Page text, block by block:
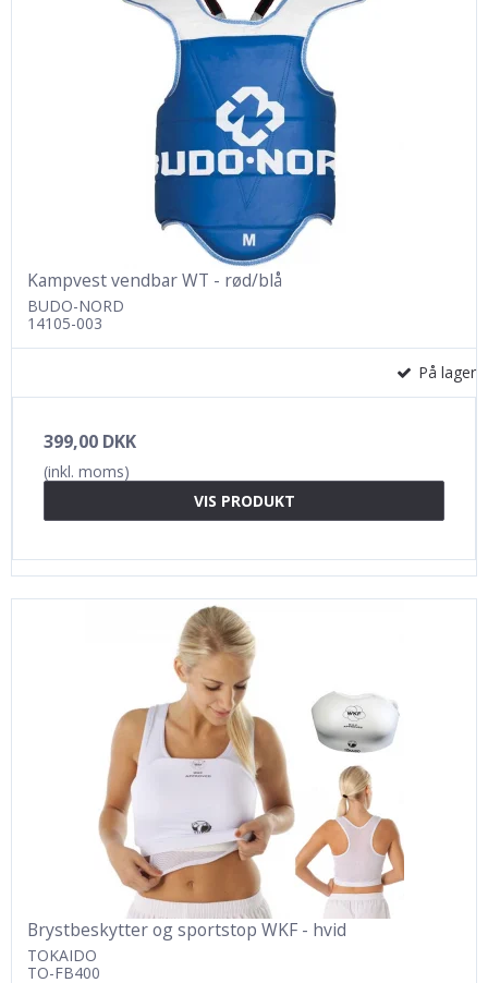
Kampvest vendbar WT - rød/blå
BUDO-NORD
14105-003
På lager
399,00 DKK
(inkl. moms)
VIS PRODUKT
Brystbeskytter og sportstop WKF - hvid
TOKAIDO
TO-FB400